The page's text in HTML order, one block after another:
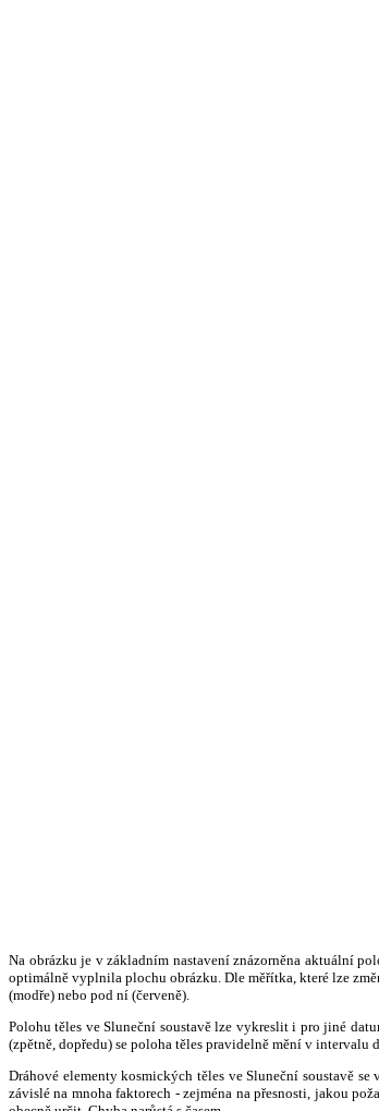
Na obrázku je v základním nastavení znázorněna aktuální
optimálně vyplnila plochu obrázku. Dle měřítka, které lze
(modře) nebo pod ní (červeně).
Polohu těles ve Sluneční soustavě lze vykreslit i pro jiné
(zpětně, dopředu) se poloha těles pravidelně mění v intervalu
Dráhové elementy kosmických těles ve Sluneční soustavě
závislé na mnoha faktorech - zejména na přesnosti, jakou